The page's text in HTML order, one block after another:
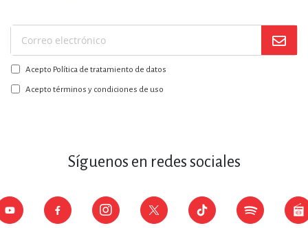
Suscríbase
a
nuestro
boletín:
Acepto Política de tratamiento de datos
Acepto términos y condiciones de uso
Síguenos en redes sociales